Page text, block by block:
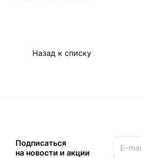
Назад к списку
Подписаться
на новости и акции